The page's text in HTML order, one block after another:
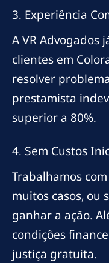
3. Experiência
A VR Advogados
clientes em
resolver
prestamista
superior a 80%.
4. Sem Custos
Trabalhamos
muitos casos, ou
ganhar a ação.
condições
justiça gratuita.